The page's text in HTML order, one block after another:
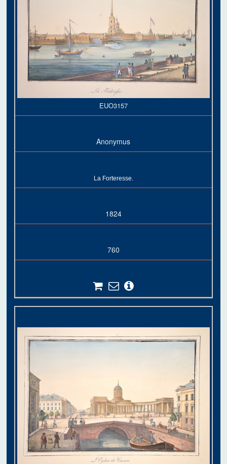
EUO3157
Anonymus
La Forteresse.
1824
760